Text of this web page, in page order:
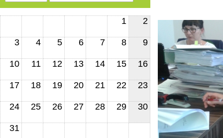
1 2
3 4 5 6 7 8 9
10 11 12 13 14 15 16
17 18 19 20 21 22 23
24 25 26 27 28 29 30
31